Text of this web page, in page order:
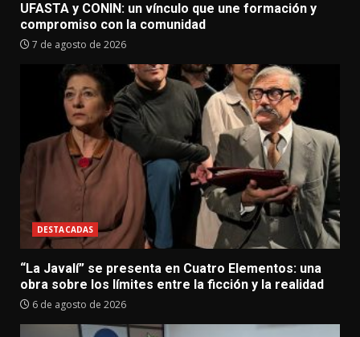
UFASTA y CONIN: un vínculo que une formación y
compromiso con la comunidad
7 de agosto de 2026
DESTACADAS
“La Javalí” se presenta en Cuatro Elementos: una
obra sobre los límites entre la ficción y la realidad
6 de agosto de 2026